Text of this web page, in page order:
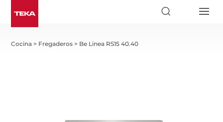
Cocina > Fregaderos > Be Linea RS15 40.40